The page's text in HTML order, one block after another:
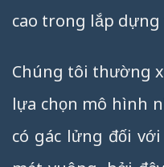
cao trong lắp dựng
Chúng tôi thường
lựa chọn mô hình
có gác lửng đối